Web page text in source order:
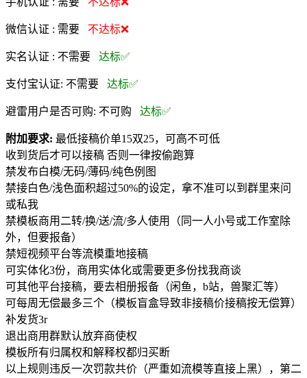
微信认证 : 需要 不达标❌
实名认证 : 不需要 达标✅
支付宝认证: 不需要 达标✅
避雷用户是否可购: 不可购 达标✅
附加要求: 最低接稿价单15双25，可高不可低
收到货后才可以接稿 否则一律按偷跑算
禁发布白模/无码/薄码/纯色例图
禁接白色/浅色面积超过50%的设定，拿不准可以到群里来问
或私我
禁模板商用二转/换/送/流/多人使用（同一人小号或工作室除
外，但要报备）
禁短视频平台等流模重地接稿
可实体化3份，商用实体化或需要更多份找我商谈
可其他平台接稿，要去相册报备（闲鱼，b站，兽聚汇等）
可每周无偿最多三个（模板盲盒导致非接稿价接稿按无偿算）
补发货3r
退出商用群默认放弃商使权
模板所有归属权和解释权都归买断
以上规则违反一次罚款共价（严重如流模等直接上黑），第二